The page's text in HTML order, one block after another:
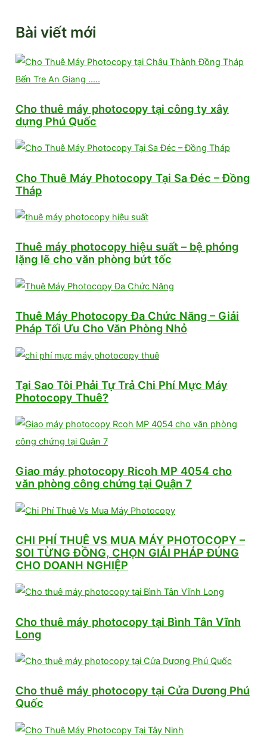
Bài viết mới
Cho thuê máy photocopy tại công ty xây
dựng Phú Quốc
Cho Thuê Máy Photocopy Tại Sa Đéc – Đồng
Tháp
Thuê máy photocopy hiệu suất – bệ phóng
lặng lẽ cho văn phòng bứt tốc
Thuê Máy Photocopy Đa Chức Năng – Giải
Pháp Tối Ưu Cho Văn Phòng Nhỏ
Tại Sao Tôi Phải Tự Trả Chi Phí Mực Máy
Photocopy Thuê?
Giao máy photocopy Ricoh MP 4054 cho
văn phòng công chứng tại Quận 7
CHI PHÍ THUÊ VS MUA MÁY PHOTOCOPY –
SOI TỪNG ĐỒNG, CHỌN GIẢI PHÁP ĐÚNG
CHO DOANH NGHIỆP
Cho thuê máy photocopy tại Bình Tân Vĩnh
Long
Cho thuê máy photocopy tại Cửa Dương Phú
Quốc